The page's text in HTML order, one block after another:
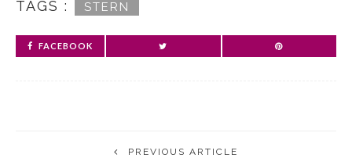
TAGS : STERN
FACEBOOK
PREVIOUS ARTICLE